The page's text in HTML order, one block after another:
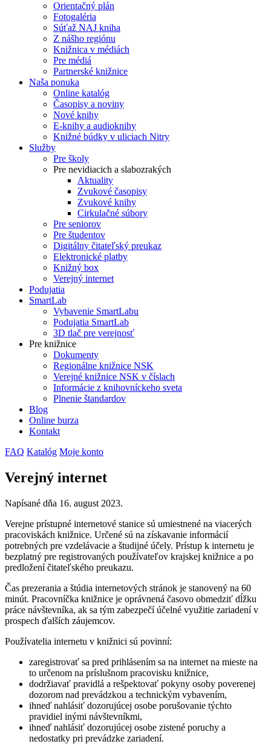
Orientačný plán
Fotogaléria
Súťaž NAJ kniha
Z nášho regiónu
Knižnica v médiách
Pre médiá
Partnerské knižnice
Naša ponuka
Online katalóg
Časopisy a noviny
Nové knihy
E-knihy a audioknihy
Knižné búdky v uliciach Nitry
Služby
Pre školy
Pre nevidiacich a slabozrakých
Aktuality
Zvukové časopisy
Zvukové knihy
Cirkulačné súbory
Pre seniorov
Pre študentov
Digitálny čitateľský preukaz
Elektronické platby
Knižný box
Verejný internet
Podujatia
SmartLab
Vybavenie SmartLabu
Podujatia SmartLab
3D tlač pre verejnosť
Pre knižnice
Dokumenty
Regionálne knižnice NSK
Verejné knižnice NSK v číslach
Informácie z knihovníckeho sveta
Plnenie štandardov
Blog
Online burza
Kontakt
FAQ Katalóg Moje konto
Verejný internet
Napísané dňa 16. august 2023.
Verejne prístupné internetové stanice sú umiestnené na viacerých
pracoviskách knižnice. Určené sú na získavanie informácií
potrebných pre vzdelávacie a študijné účely. Prístup k internetu je
bezplatný pre registrovaných používateľov krajskej knižnice a po
predložení čitateľského preukazu.
Čas prezerania a štúdia internetových stránok je stanovený na 60
minút. Pracovníčka knižnice je oprávnená časovo obmedziť dĺžku
práce návštevníka, ak sa tým zabezpečí účelné využitie zariadení v
prospech ďalších záujemcov.
Používatelia internetu v knižnici sú povinní:
zaregistrovať sa pred prihlásením sa na internet na mieste na
to určenom na príslušnom pracovisku knižnice,
dodržiavať pravidlá a rešpektovať pokyny osoby poverenej
dozorom nad prevádzkou a technickým vybavením,
ihneď nahlásiť dozorujúcej osobe porušovanie týchto
pravidiel inými návštevníkmi,
ihneď nahlásiť dozorujúcej osobe zistené poruchy a
nedostatky pri prevádzke zariadení.